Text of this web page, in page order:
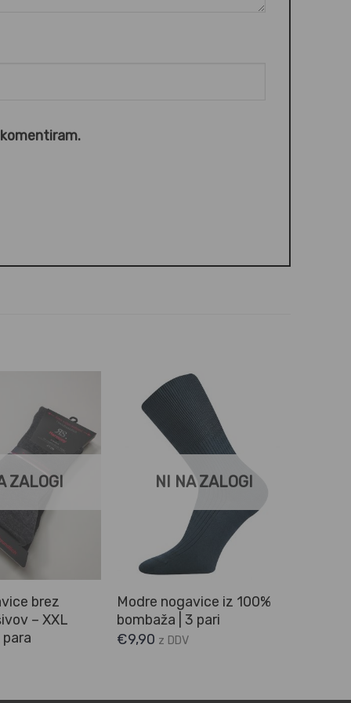
ZALOGI
brez
– XXL
NI NA ZALOGI
Modre nogavice iz 100%
bombaža | 3 pari
€9,90 z DDV